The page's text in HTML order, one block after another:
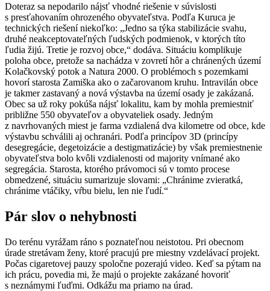
Doteraz sa nepodarilo nájsť vhodné riešenie v súvislosti
s presťahovaním ohrozeného obyvateľstva. Podľa Kuruca je
technických riešení niekoľko: „Jedno sa týka stabilizácie svahu,
druhé neakceptovateľných ľudských podmienok, v ktorých títo
ľudia žijú. Tretie je rozvoj obce,“ dodáva. Situáciu komplikuje
poloha obce, pretože sa nachádza v zovretí hôr a chránených území
Kolačkovský potok a Natura 2000. O problémoch s pozemkami
hovorí starosta Zamiška ako o začarovanom kruhu. Intravilán obce
je takmer zastavaný a nová výstavba na území osady je zakázaná.
Obec sa už roky pokúša nájsť lokalitu, kam by mohla premiestniť
približne 550 obyvateľov a obyvateliek osady. Jedným
z navrhovaných miest je farma vzdialená dva kilometre od obce, kde
výstavbu schválili aj ochranári. Podľa princípov 3D (princípy
desegregácie, degetoizácie a destigmatizácie) by však premiestnenie
obyvateľstva bolo kvôli vzdialenosti od majority vnímané ako
segregácia. Starosta, ktorého právomoci sú v tomto procese
obmedzené, situáciu sumarizuje slovami: „Chránime zvieratká,
chránime vtáčiky, vŕbu bielu, len nie ľudí.“
Pár slov o nehybnosti
Do terénu vyrážam ráno s poznateľnou neistotou. Pri obecnom
úrade stretávam ženy, ktoré pracujú pre miestny vzdelávací projekt.
Počas cigaretovej pauzy spoločne pozerajú video. Keď sa pýtam na
ich prácu, povedia mi, že majú o projekte zakázané hovoriť
s neznámymi ľuďmi. Odkážu ma priamo na úrad.